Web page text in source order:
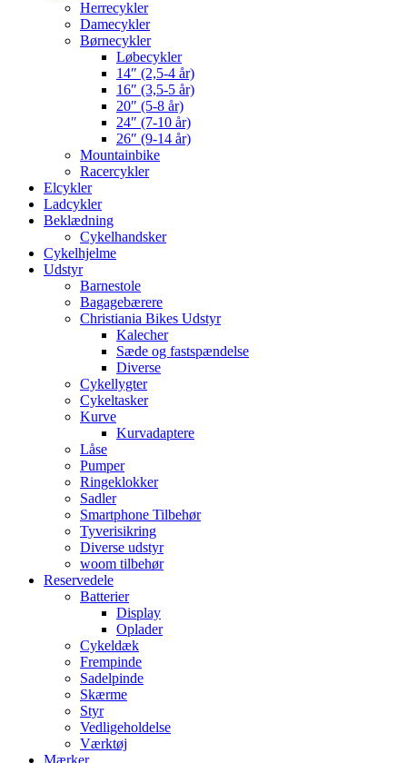
Herrecykler
Damecykler
Børnecykler
Løbecykler
14″ (2,5-4 år)
16″ (3,5-5 år)
20″ (5-8 år)
24″ (7-10 år)
26″ (9-14 år)
Mountainbike
Racercykler
Elcykler
Ladcykler
Beklædning
Cykelhandsker
Cykelhjelme
Udstyr
Barnestole
Bagagebærere
Christiania Bikes Udstyr
Kalecher
Sæde og fastspændelse
Diverse
Cykellygter
Cykeltasker
Kurve
Kurvadaptere
Låse
Pumper
Ringeklokker
Sadler
Smartphone Tilbehør
Tyverisikring
Diverse udstyr
woom tilbehør
Reservedele
Batterier
Display
Oplader
Cykeldæk
Frempinde
Sadelpinde
Skærme
Styr
Vedligeholdelse
Værktøj